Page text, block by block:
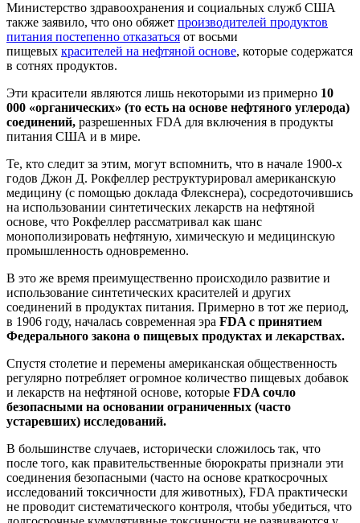
Министерство здравоохранения и социальных служб США
также заявило, что оно обяжет производителей продуктов
питания постепенно отказаться от восьми
пищевых красителей на нефтяной основе, которые содержатся
в сотнях продуктов.
Эти красители являются лишь некоторыми из примерно 10
000 «органических» (то есть на основе нефтяного углерода)
соединений, разрешенных FDA для включения в продукты
питания США и в мире.
Те, кто следит за этим, могут вспомнить, что в начале 1900-х
годов Джон Д. Рокфеллер реструктурировал американскую
медицину (с помощью доклада Флекснера), сосредоточившись
на использовании синтетических лекарств на нефтяной
основе, что Рокфеллер рассматривал как шанс
монополизировать нефтяную, химическую и медицинскую
промышленность одновременно.
В это же время преимущественно происходило развитие и
использование синтетических красителей и других
соединений в продуктах питания. Примерно в тот же период,
в 1906 году, началась современная эра FDA с принятием
Федерального закона о пищевых продуктах и лекарствах.
Спустя столетие и перемены американская общественность
регулярно потребляет огромное количество пищевых добавок
и лекарств на нефтяной основе, которые FDA сочло
безопасными на основании ограниченных (часто
устаревших) исследований.
В большинстве случаев, исторически сложилось так, что
после того, как правительственные бюрократы признали эти
соединения безопасными (часто на основе краткосрочных
исследований токсичности для животных), FDA практически
не проводит систематического контроля, чтобы убедиться, что